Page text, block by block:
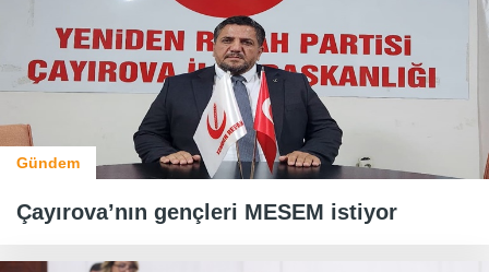
Gündem
Çayırova’nın gençleri MESEM istiyor